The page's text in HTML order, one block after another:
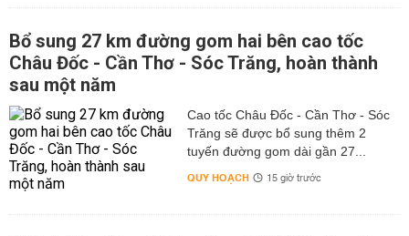
Bổ sung 27 km đường gom hai bên cao tốc
Châu Đốc - Cần Thơ - Sóc Trăng, hoàn thành
sau một năm
Cao tốc Châu Đốc - Cần Thơ - Sóc
Trăng sẽ được bổ sung thêm 2
tuyến đường gom dài gần 27...
QUY HOẠCH 15 giờ trước